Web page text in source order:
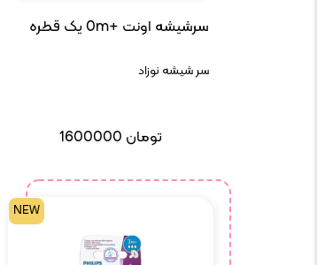
سرشیشه اونت +0m یک قطره
سر شیشه نوزاد
1600000 تومان
NEW